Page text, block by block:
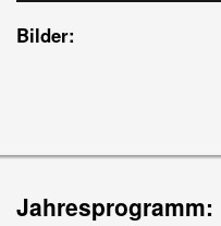
Bilder:
Jahresprogramm: